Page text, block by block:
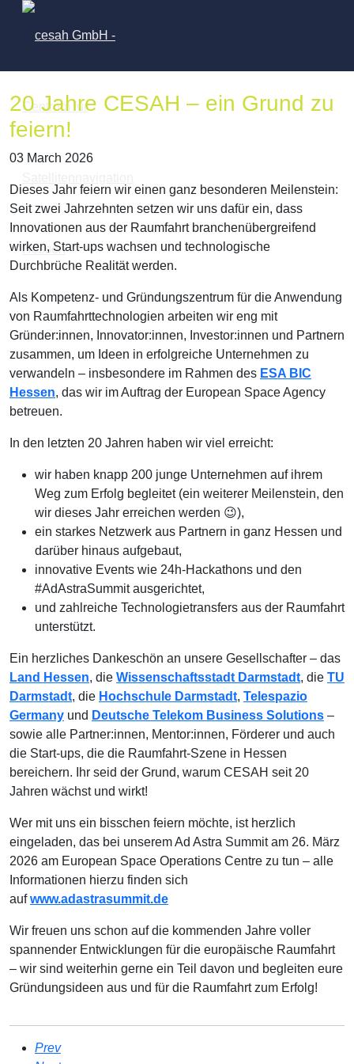
20 Jahre CESAH – ein Grund zu
feiern!
03 March 2026
Dieses Jahr feiern wir einen ganz besonderen Meilenstein:
Seit zwei Jahrzehnten setzen wir uns dafür ein, dass
Innovationen aus der Raumfahrt branchenübergreifend
wirken, Start-ups wachsen und technologische
Durchbrüche Realität werden.
Als Kompetenz- und Gründungszentrum für die Anwendung
von Raumfahrttechnologien arbeiten wir eng mit
Gründer:innen, Innovator:innen, Investor:innen und Partnern
zusammen, um Ideen in erfolgreiche Unternehmen zu
verwandeln – insbesondere im Rahmen des ESA BIC
Hessen, das wir im Auftrag der European Space Agency
betreuen.
In den letzten 20 Jahren haben wir viel erreicht:
wir haben knapp 200 junge Unternehmen auf ihrem
Weg zum Erfolg begleitet (ein weiterer Meilenstein, den
wir dieses Jahr erreichen werden 😉),
ein starkes Netzwerk aus Partnern in ganz Hessen und
darüber hinaus aufgebaut,
innovative Events wie 24h-Hackathons und den
#AdAstraSummit ausgerichtet,
und zahlreiche Technologietransfers aus der Raumfahrt
unterstützt.
Ein herzliches Dankeschön an unsere Gesellschafter – das
Land Hessen, die Wissenschaftsstadt Darmstadt, die TU
Darmstadt, die Hochschule Darmstadt, Telespazio
Germany und Deutsche Telekom Business Solutions –
sowie alle Partner:innen, Mentor:innen, Förderer und auch
die Start-ups, die die Raumfahrt-Szene in Hessen
bereichern. Ihr seid der Grund, warum CESAH seit 20
Jahren wächst und wirkt!
Wer mit uns ein bisschen feiern möchte, ist herzlich
eingeladen, das bei unserem Ad Astra Summit am 26. März
2026 am European Space Operations Centre zu tun – alle
Informationen hierzu finden sich
aufwww.adastrasummit.de
Wir freuen uns schon auf die kommenden Jahre voller
spannender Entwicklungen für die europäische Raumfahrt
– wir sind weiterhin gerne ein Teil davon und begleiten eure
Gründungsideen aus und für die Raumfahrt zum Erfolg!
Prev